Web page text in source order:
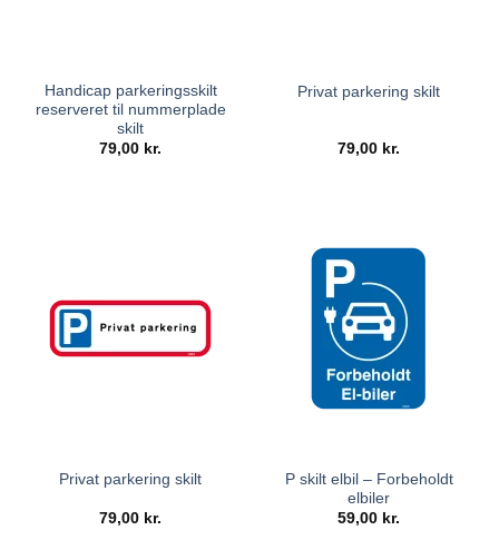
Handicap parkeringsskilt
reserveret til nummerplade
skilt
79,00 kr.
Privat parkering skilt
79,00 kr.
Privat parkering skilt
79,00 kr.
P skilt elbil – Forbeholdt
elbiler
59,00 kr.